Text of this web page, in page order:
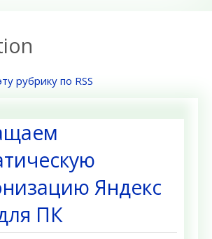
рубрику по RSS
Яндекс
ПК